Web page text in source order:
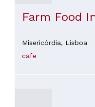
Farm Food
Misericórdia, Lisboa
cafe